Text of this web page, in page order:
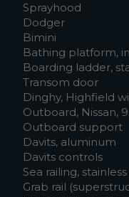
Sprayhood
Dodger
Bimini
Bathing platform,
Boarding ladder,
Transom door
Dinghy, Highfield
Outboard, Nissan,
Outboard support
Davits, aluminum
Davits controls
Sea railing,
Grab rail